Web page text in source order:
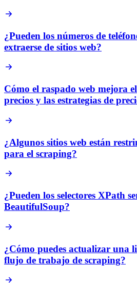
¿Pueden los números de
extraerse de sitios web?
Cómo el raspado web mejora
precios y las estrategias de
¿Algunos sitios web están
para el scraping?
¿Pueden los selectores XPath
BeautifulSoup?
¿Cómo puedes actualizar una
flujo de trabajo de scraping?